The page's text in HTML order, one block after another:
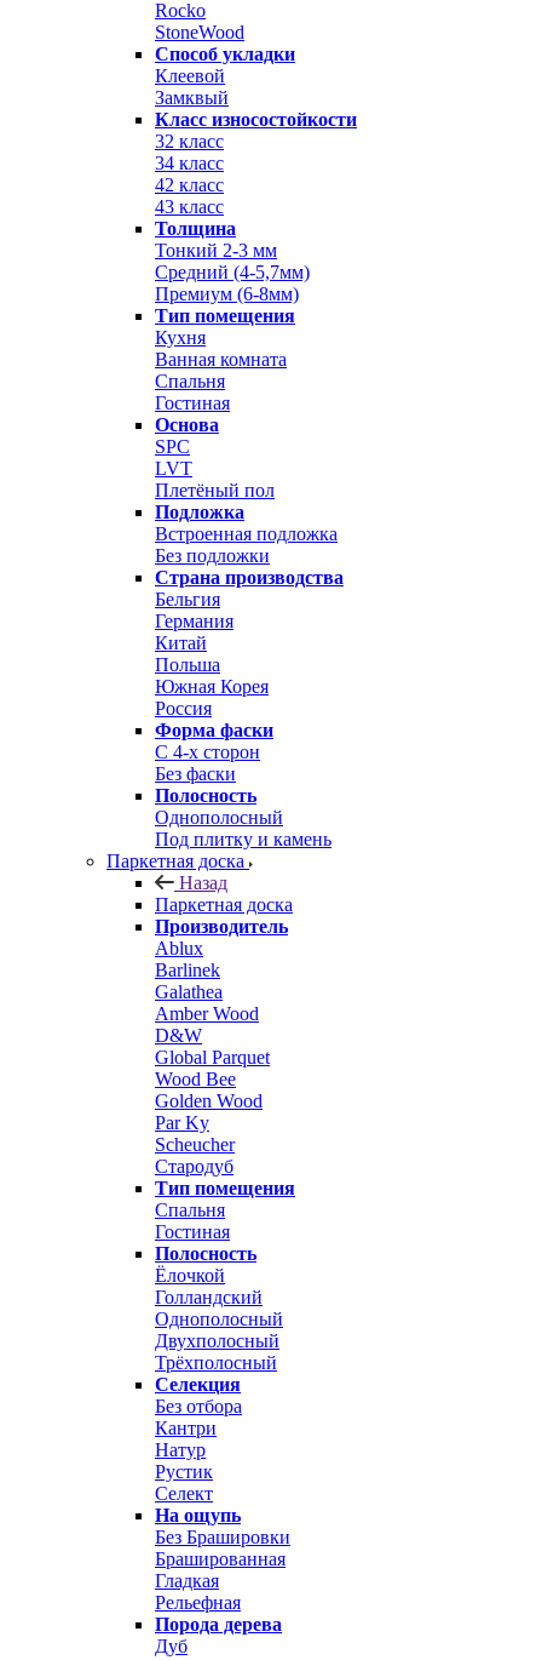
Rocko
StoneWood
Способ укладки
Клеевой
Замквый
Класс износостойкости
32 класс
34 класс
42 класс
43 класс
Толщина
Тонкий 2-3 мм
Средний (4-5,7мм)
Премиум (6-8мм)
Тип помещения
Кухня
Ванная комната
Спальня
Гостиная
Основа
SPC
LVT
Плетёный пол
Подложка
Встроенная подложка
Без подложки
Страна производства
Бельгия
Германия
Китай
Польша
Южная Корея
Россия
Форма фаски
С 4-х сторон
Без фаски
Полосность
Однополосный
Под плитку и камень
Паркетная доска
Назад
Паркетная доска
Производитель
Ablux
Barlinek
Galathea
Amber Wood
D&W
Global Parquet
Wood Bee
Golden Wood
Par Ky
Scheucher
Стародуб
Тип помещения
Спальня
Гостиная
Полосность
Ёлочкой
Голландский
Однополосный
Двухполосный
Трёхполосный
Селекция
Без отбора
Кантри
Натур
Рустик
Селект
На ощупь
Без Брашировки
Брашированная
Гладкая
Рельефная
Порода дерева
Дуб